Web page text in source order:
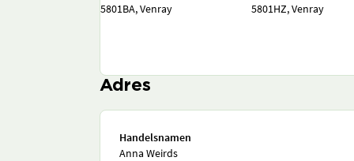
5801BA, Venray 5801HZ, Venray
Adres
Handelsnamen
Anna Weirds